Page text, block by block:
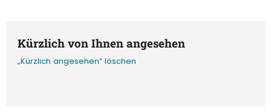
Kürzlich von Ihnen angesehen
„Kürzlich angesehen“ löschen